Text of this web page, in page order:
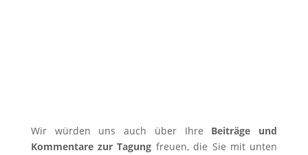
Wir würden uns auch über Ihre Beiträge und
Kommentare zur Tagung freuen, die Sie mit unten